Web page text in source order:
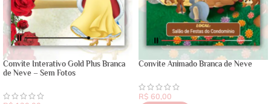
Convite Interativo Gold Plus Branca
de Neve – Sem Fotos
Convite Animado Branca de Neve
R$ 60,00